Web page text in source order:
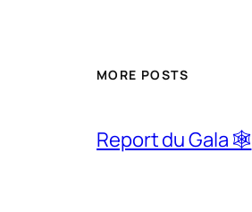
MORE POSTS
Report du Gala 🕸